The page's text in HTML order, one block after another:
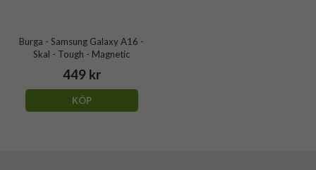
Burga - Samsung Galaxy A16 -
Skal - Tough - Magnetic
449 kr
KÖP